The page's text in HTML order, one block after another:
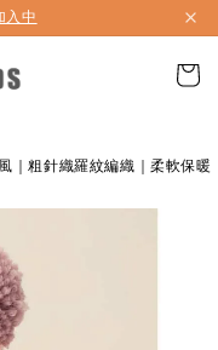
｜ 3%購物金
粗針織羅紋編織｜柔軟保暖